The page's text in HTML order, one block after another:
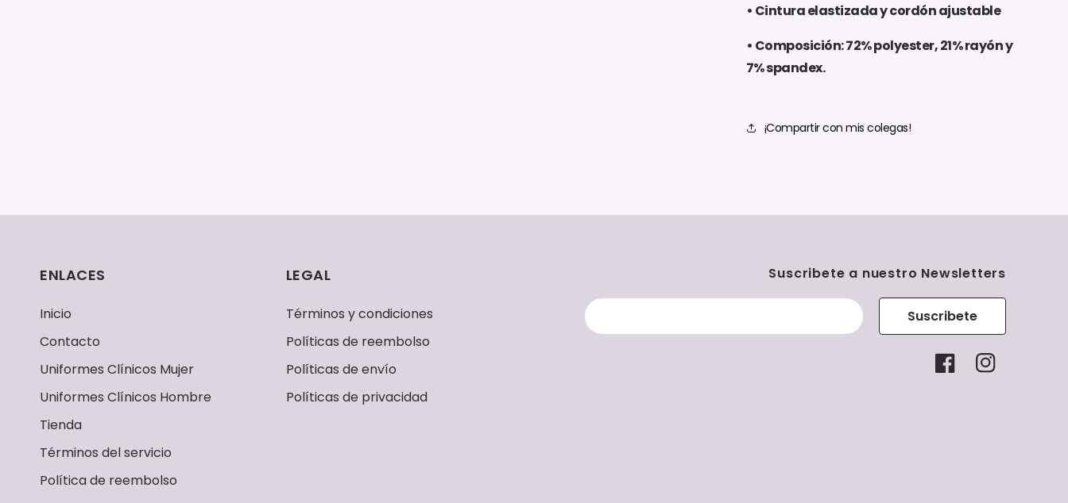
• Cintura elastizada y cordón ajustable
• Composición: 72% polyester, 21% rayón y
7% spandex.
¡Compartir con mis colegas!
ENLACES
Inicio
Contacto
Uniformes Clínicos Mujer
Uniformes Clínicos Hombre
Tienda
Términos del servicio
Política de reembolso
LEGAL
Términos y condiciones
Políticas de reembolso
Políticas de envío
Políticas de privacidad
Suscribete a nuestro Newsletters
Suscribete
FacebookInstagram